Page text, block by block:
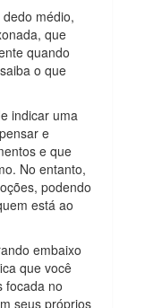
médio,
que
quando
o que
indicar uma
e
e que
No entanto,
podendo
está ao
embaixo
que você
focada no
seus próprios